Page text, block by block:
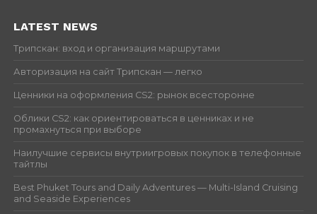
LATEST NEWS
Трипскан: вход и организация маршрутами
Авторизация на сайт Трипскан — легко
Ценники на оформления CS2: рынок всесторонне
Облики CS2: как ориентироваться в ценниках и не
промахнуться при выборе
Наилучшие сервисы внутриигровых покупок в телефонные
тайтлы
Best Phuket Tours and Daily Adventures — Multi-Island Cruising
and Seaside Experiences